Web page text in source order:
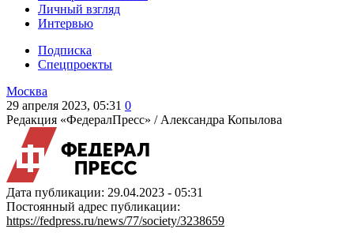
Личный взгляд
Интервью
Подписка
Спецпроекты
Москва
29 апреля 2023, 05:31 0
Редакция «ФедералПресс» / Александра Копылова
Дата публикации: 29.04.2023 - 05:31
Постоянный адрес публикации:
https://fedpress.ru/news/77/society/3238659